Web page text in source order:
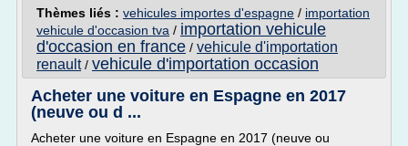
Thèmes liés : vehicules importes d'espagne / importation
vehicule d'occasion tva / importation vehicule
d'occasion en france / vehicule d'importation
renault/ vehicule d'importation occasion
Acheter une voiture en Espagne en 2017
(neuve ou d ...
Acheter une voiture en Espagne en 2017 (neuve ou